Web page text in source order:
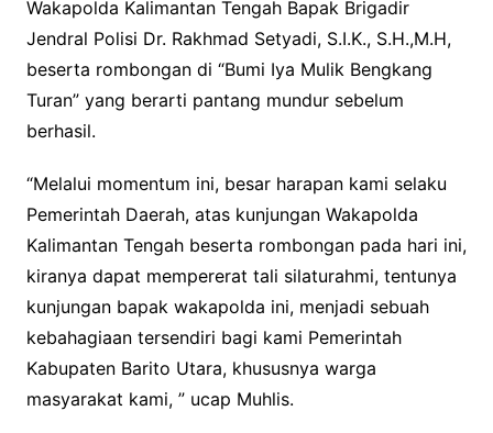
Wakapolda Kalimantan Tengah Bapak Brigadir
Jendral Polisi Dr. Rakhmad Setyadi, S.I.K., S.H.,M.H,
beserta rombongan di “Bumi Iya Mulik Bengkang
Turan” yang berarti pantang mundur sebelum
berhasil.
“Melalui momentum ini, besar harapan kami selaku
Pemerintah Daerah, atas kunjungan Wakapolda
Kalimantan Tengah beserta rombongan pada hari ini,
kiranya dapat mempererat tali silaturahmi, tentunya
kunjungan bapak wakapolda ini, menjadi sebuah
kebahagiaan tersendiri bagi kami Pemerintah
Kabupaten Barito Utara, khususnya warga
masyarakat kami, ” ucap Muhlis.